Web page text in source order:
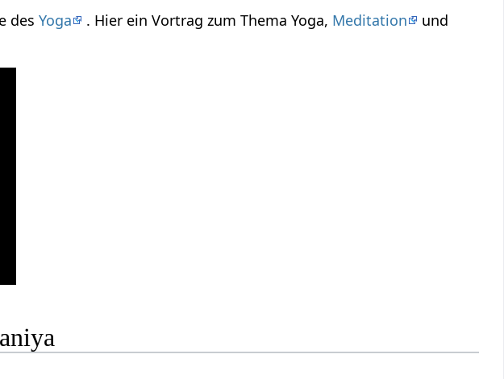
desYoga . Hier ein Vortrag zum Thema Yoga, Meditation
und